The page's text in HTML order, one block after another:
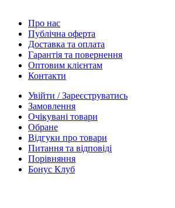
Про нас
Публічна оферта
Доставка та оплата
Гарантія та повернення
Оптовим клієнтам
Контакти
Увійти / Зареєструватись
Замовлення
Очікувані товари
Обране
Відгуки про товари
Питання та відповіді
Порівняння
Бонус Клуб